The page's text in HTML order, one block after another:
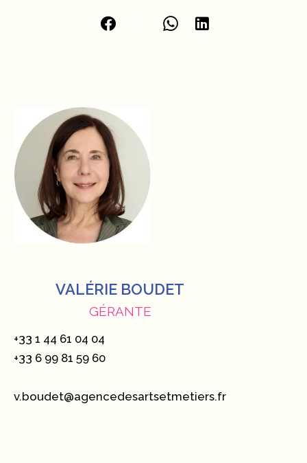
VALÉRIE BOUDET
GÉRANTE
+33 1 44 61 04 04
+33 6 99 81 59 60
v.boudet@agencedesartsetmetiers.fr